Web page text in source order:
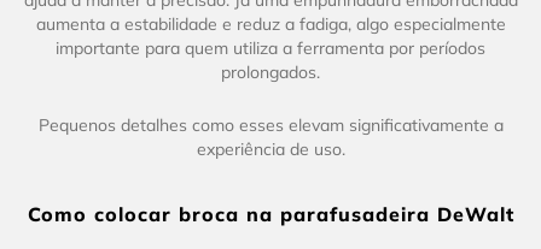
aumenta a estabilidade e reduz a fadiga, algo especialmente
importante para quem utiliza a ferramenta por períodos
prolongados.
Pequenos detalhes como esses elevam significativamente a
experiência de uso.
Como colocar broca na parafusadeira DeWalt